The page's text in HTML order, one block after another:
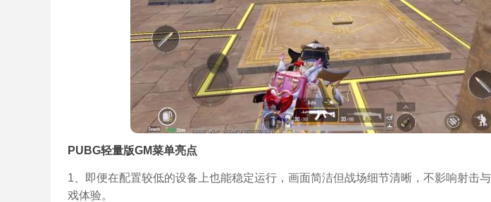
PUBG轻量版GM菜单亮点
1、即便在配置较低的设备上也能稳定运行，画面简洁但战场细节清晰，不影响射击
戏体验。